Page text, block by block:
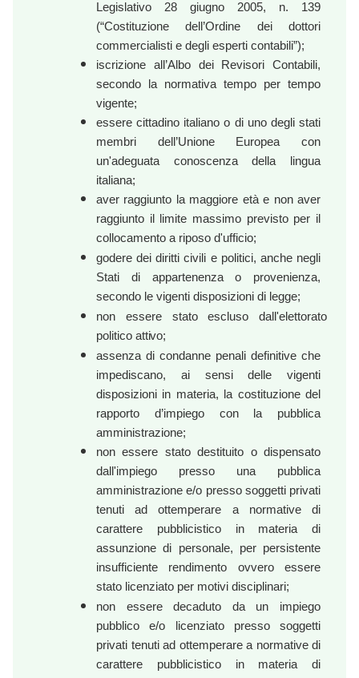
Legislativo 28 giugno 2005, n. 139
(“Costituzione dell’Ordine dei dottori
commercialisti e degli esperti contabili”);
iscrizione all’Albo dei Revisori Contabili,
secondo la normativa tempo per tempo
vigente;
essere cittadino italiano o di uno degli stati
membri dell’Unione Europea con
un'adeguata conoscenza della lingua
italiana;
aver raggiunto la maggiore età e non aver
raggiunto il limite massimo previsto per il
collocamento a riposo d'ufficio;
godere dei diritti civili e politici, anche negli
Stati di appartenenza o provenienza,
secondo le vigenti disposizioni di legge;
non essere stato escluso dall'elettorato
politico attivo;
assenza di condanne penali definitive che
impediscano, ai sensi delle vigenti
disposizioni in materia, la costituzione del
rapporto d’impiego con la pubblica
amministrazione;
non essere stato destituito o dispensato
dall'impiego presso una pubblica
amministrazione e/o presso soggetti privati
tenuti ad ottemperare a normative di
carattere pubblicistico in materia di
assunzione di personale, per persistente
insufficiente rendimento ovvero essere
stato licenziato per motivi disciplinari;
non essere decaduto da un impiego
pubblico e/o licenziato presso soggetti
privati tenuti ad ottemperare a normative di
carattere pubblicistico in materia di